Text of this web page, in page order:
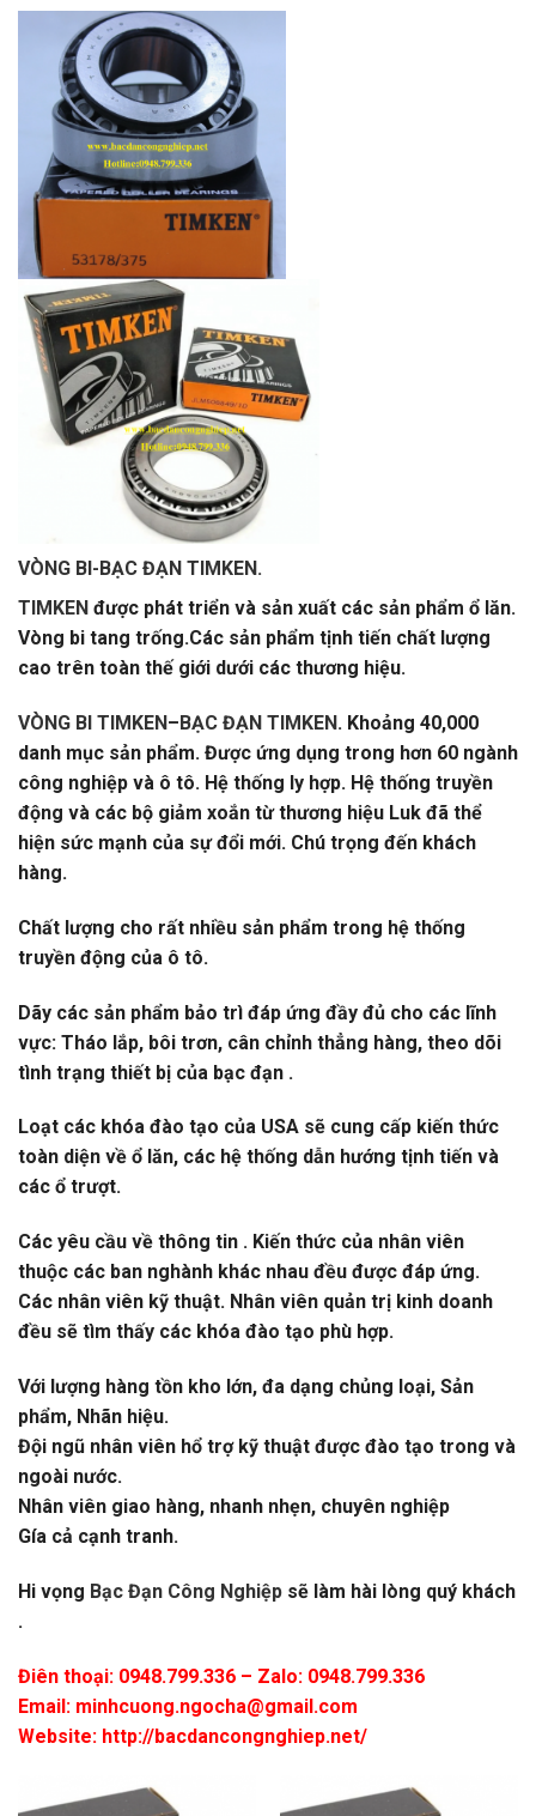
VÒNG BI-BẠC ĐẠN TIMKEN.
TIMKEN được phát triển và sản xuất các sản phẩm ổ lăn.
Vòng bi tang trống.Các sản phẩm tịnh tiến chất lượng
cao trên toàn thế giới dưới các thương hiệu.
VÒNG BI TIMKEN–BẠC ĐẠN TIMKEN. Khoảng 40,000
danh mục sản phẩm. Được ứng dụng trong hơn 60 ngành
công nghiệp và ô tô. Hệ thống ly hợp. Hệ thống truyền
động và các bộ giảm xoắn từ thương hiệu Luk đã thể
hiện sức mạnh của sự đổi mới. Chú trọng đến khách
hàng.
Chất lượng cho rất nhiều sản phẩm trong hệ thống
truyền động của ô tô.
Dãy các sản phẩm bảo trì đáp ứng đầy đủ cho các lĩnh
vực: Tháo lắp, bôi trơn, cân chỉnh thẳng hàng, theo dõi
tình trạng thiết bị của bạc đạn .
Loạt các khóa đào tạo của USA sẽ cung cấp kiến thức
toàn diện về ổ lăn, các hệ thống dẫn hướng tịnh tiến và
các ổ trượt.
Các yêu cầu về thông tin . Kiến thức của nhân viên
thuộc các ban nghành khác nhau đều được đáp ứng.
Các nhân viên kỹ thuật. Nhân viên quản trị kinh doanh
đều sẽ tìm thấy các khóa đào tạo phù hợp.
Với lượng hàng tồn kho lớn, đa dạng chủng loại, Sản
phẩm, Nhãn hiệu.
Đội ngũ nhân viên hổ trợ kỹ thuật được đào tạo trong và
ngoài nước.
Nhân viên giao hàng, nhanh nhẹn, chuyên nghiệp
Gía cả cạnh tranh.
Hi vọng Bạc Đạn Công Nghiệp sẽ làm hài lòng quý khách
.
Điên thoại: 0948.799.336 – Zalo: 0948.799.336
Email: minhcuong.ngocha@gmail.com
Website: http://bacdancongnghiep.net/